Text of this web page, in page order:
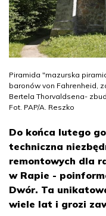
Piramida "mazurska
baronów von Fahrenheid,
Bertela Thorvaldsena-
Fot. PAP/A. Reszko
Do końca lutego
techniczna
remontowych dla
w Rapie -
Dwór. Ta
wiele lat i grozi